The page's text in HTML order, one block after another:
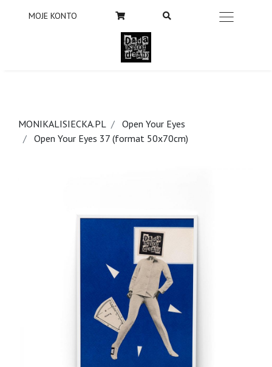
MOJE KONTO
MONIKALISIECKA.PL
Open Your Eyes
Open Your Eyes 37 (format 50x70cm)